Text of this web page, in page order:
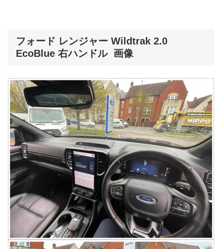
フォード レンジャー Wildtrak 2.0
EcoBlue 右ハンドル 画像